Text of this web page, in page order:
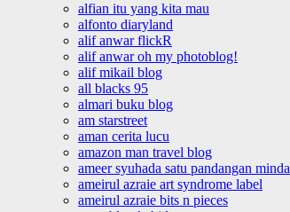
alfian itu yang kita mau
alfonto diaryland
alif anwar flickR
alif anwar oh my photoblog!
alif mikail blog
all blacks 95
almari buku blog
am starstreet
aman cerita lucu
amazon man travel blog
ameer syuhada satu pandangan minda
ameirul azraie art syndrome label
ameirul azraie bits n pieces